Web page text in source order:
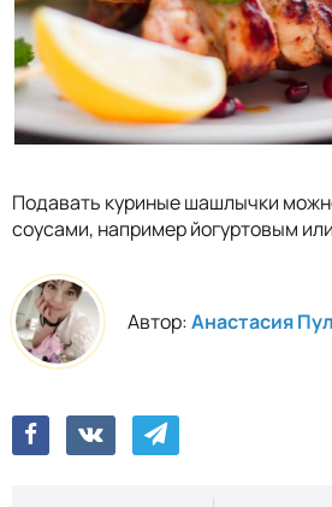
Подавать куриные шашлычки
соусами, например йогуртовым
Автор:Анастасия